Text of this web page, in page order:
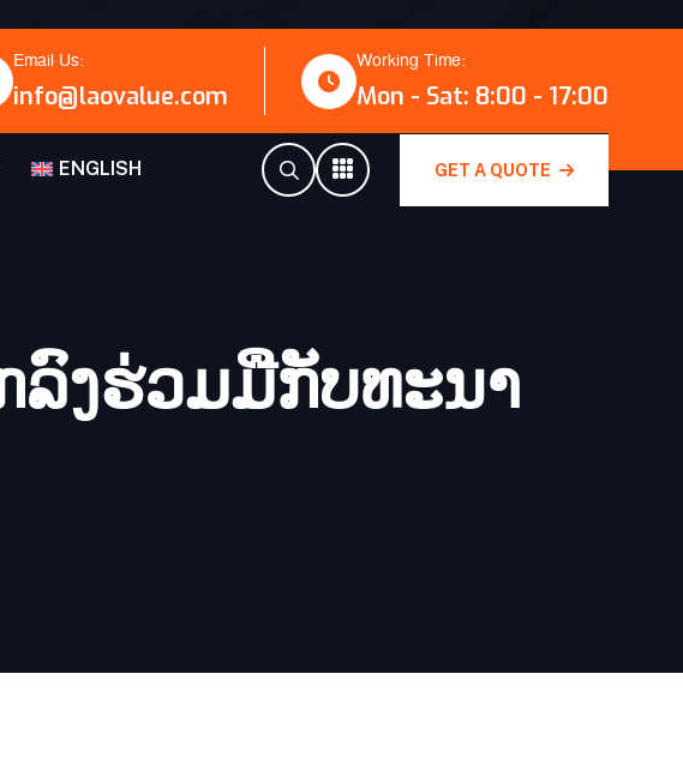
Email Us:
info@laovalue.com
Working Time:
Mon - Sat: 8:00 - 17:00
ENGLISH GET A QUOTE
ລົງຮ່ວມມືກັບ​ທະ​ນາ​